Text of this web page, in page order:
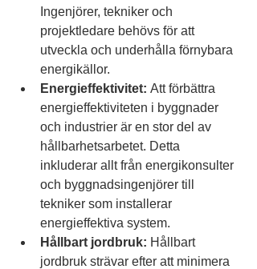
Ingenjörer, tekniker och
projektledare behövs för att
utveckla och underhålla förnybara
energikällor.
Energieffektivitet: Att förbättra
energieffektiviteten i byggnader
och industrier är en stor del av
hållbarhetsarbetet. Detta
inkluderar allt från energikonsulter
och byggnadsingenjörer till
tekniker som installerar
energieffektiva system.
Hållbart jordbruk: Hållbart
jordbruk strävar efter att minimera